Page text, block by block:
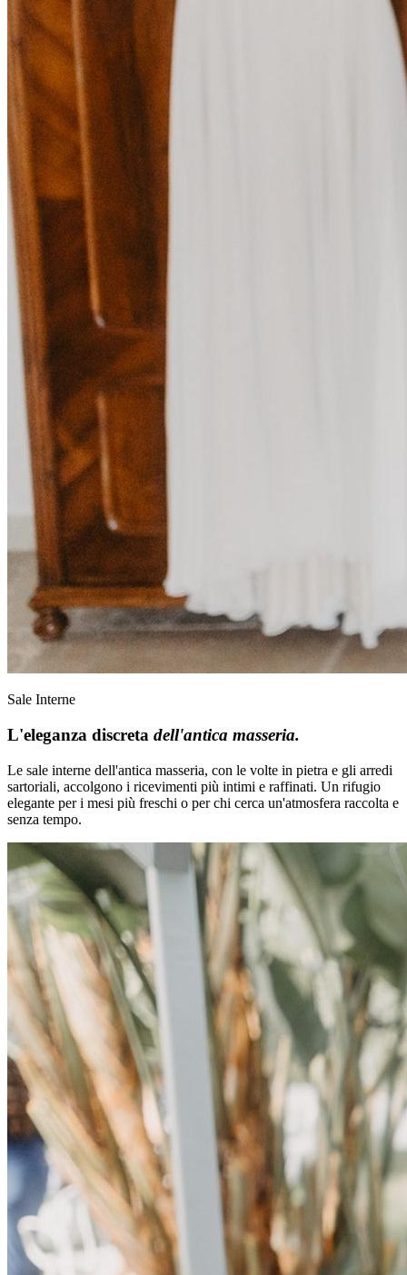
Sale Interne
L'eleganza discreta dell'antica masseria.
Le sale interne dell'antica masseria, con le volte in pietra e gli arredi
sartoriali, accolgono i ricevimenti più intimi e raffinati. Un rifugio
elegante per i mesi più freschi o per chi cerca un'atmosfera raccolta e
senza tempo.